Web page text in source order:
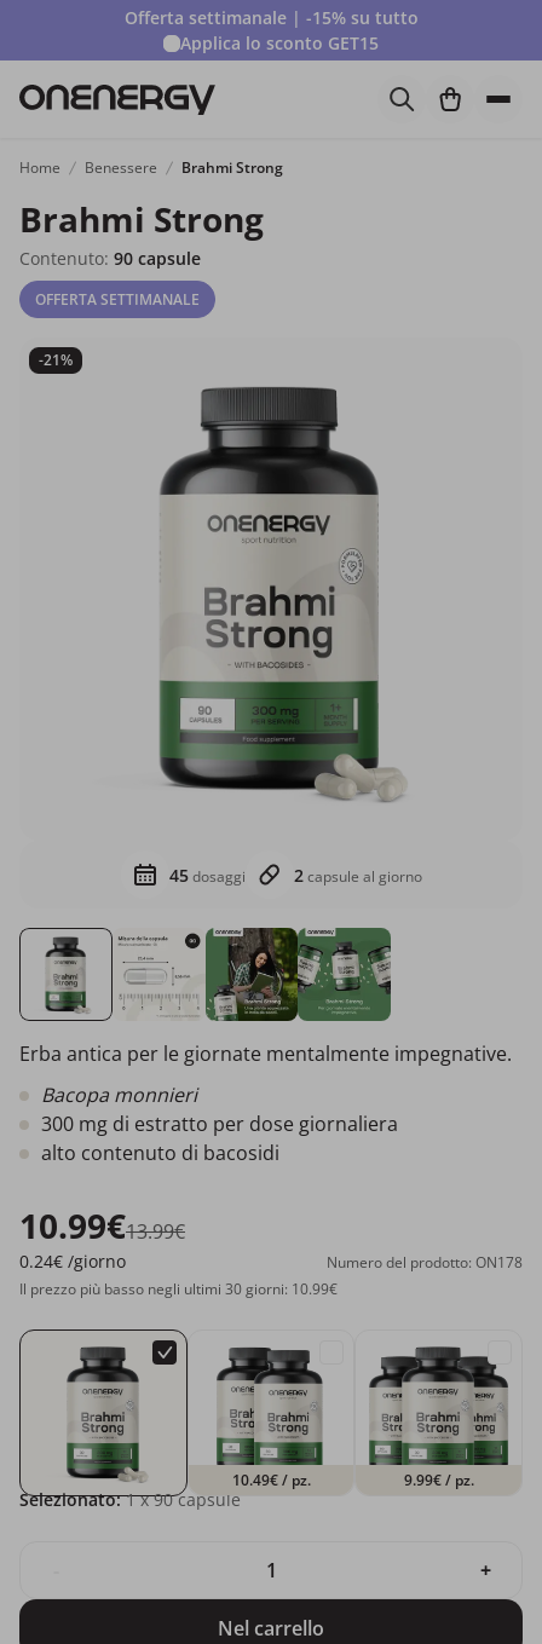
Offerta settimanale | -15% su tutto
Applica lo sconto GET15
Home Benessere Brahmi Strong
Brahmi Strong
Contenuto: 90 capsule
OFFERTA SETTIMANALE
-21%
45dosaggi 2capsule al giorno
Erba antica per le giornate mentalmente impegnative.
Bacopa monnieri
300 mg di estratto per dose giornaliera
alto contenuto di bacosidi
10.99€13.99€
0.24€ /giorno
Numero del prodotto: ON178
Il prezzo più basso negli ultimi 30 giorni: 10.99€
10.49€/ pz. 9.99€/ pz.
Selezionato: 1x 90 capsule
+
Nel carrello